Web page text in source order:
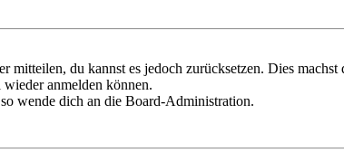
du kannst es jedoch zurücksetzen. Dies
anmelden können.
wende dich an die Board-Administration.